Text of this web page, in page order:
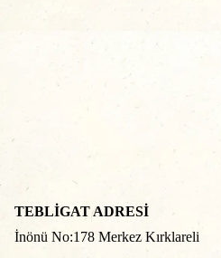
TEBLİGAT
İnönü No:178 Merkez Kırklareli